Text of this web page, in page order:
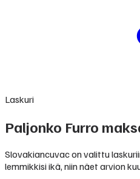
Laskuri
Paljonko Furro
Slovakiancuvac on valittu
lemmikkisi ikä, niin näet arvion